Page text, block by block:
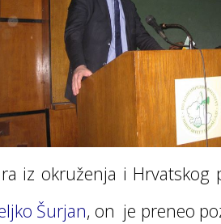
iz okruženja i Hrvatskog
Šurjan, on je preneo